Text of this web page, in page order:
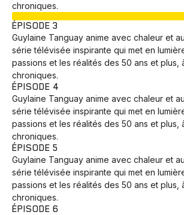
chroniques.
ÉPISODE 3
Guylaine Tanguay anime avec chaleur et
série télévisée inspirante qui met en
passions et les réalités des 50 ans et plus,
chroniques.
ÉPISODE 4
Guylaine Tanguay anime avec chaleur et
série télévisée inspirante qui met en
passions et les réalités des 50 ans et plus,
chroniques.
ÉPISODE 5
Guylaine Tanguay anime avec chaleur et
série télévisée inspirante qui met en
passions et les réalités des 50 ans et plus,
chroniques.
ÉPISODE 6